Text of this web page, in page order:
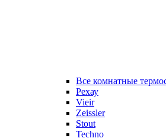
Все комнатные
Рехау
Vieir
Zeissler
Stout
Techno